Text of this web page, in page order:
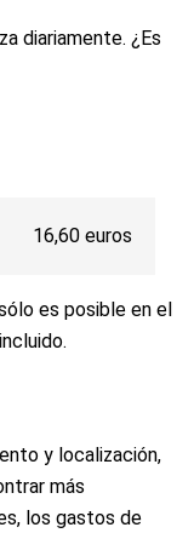
diariamente. ¿Es
16,60 euros
es posible en el
y localización,
más
los gastos de